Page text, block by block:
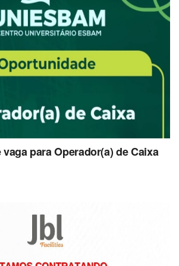
vaga para Operador(a) de Caixa